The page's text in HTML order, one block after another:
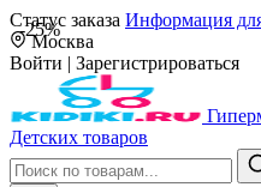
Статус заказа Информация
Москва
Войти | Зарегистрироваться
Детских товаров
-25%